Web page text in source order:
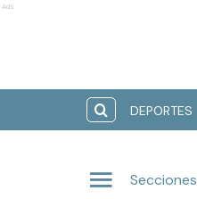
Ads
DEPORTES
Secciones